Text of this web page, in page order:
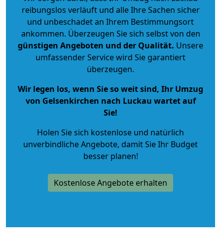
reibungslos verläuft und alle Ihre Sachen sicher
und unbeschadet an Ihrem Bestimmungsort
ankommen. Überzeugen Sie sich selbst von den
günstigen Angeboten und der Qualität. Unsere
umfassender Service wird Sie garantiert
überzeugen.
Wir legen los, wenn Sie so weit sind, Ihr Umzug
von Gelsenkirchen nach Luckau wartet auf
Sie!
Holen Sie sich kostenlose und natürlich
unverbindliche Angebote, damit Sie Ihr Budget
besser planen!
Kostenlose Angebote erhalten